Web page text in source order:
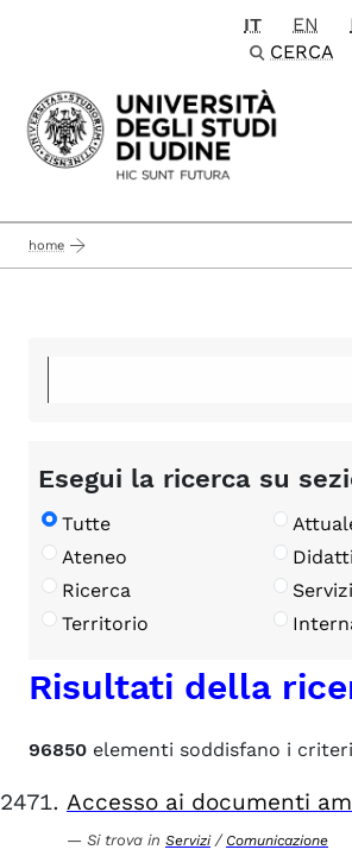
Passa al contenuto
IT EN
CERCA
home
Esegui la ricerca su
Tutte
Ateneo
Ricerca
Servizi
Territorio
Risultati della
96850 elementi soddisfano i
Accesso ai documenti
Si trova in Servizi / Comunicazione